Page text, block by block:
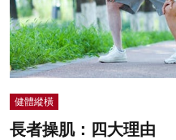
健體縱橫
長者操肌：四大理由